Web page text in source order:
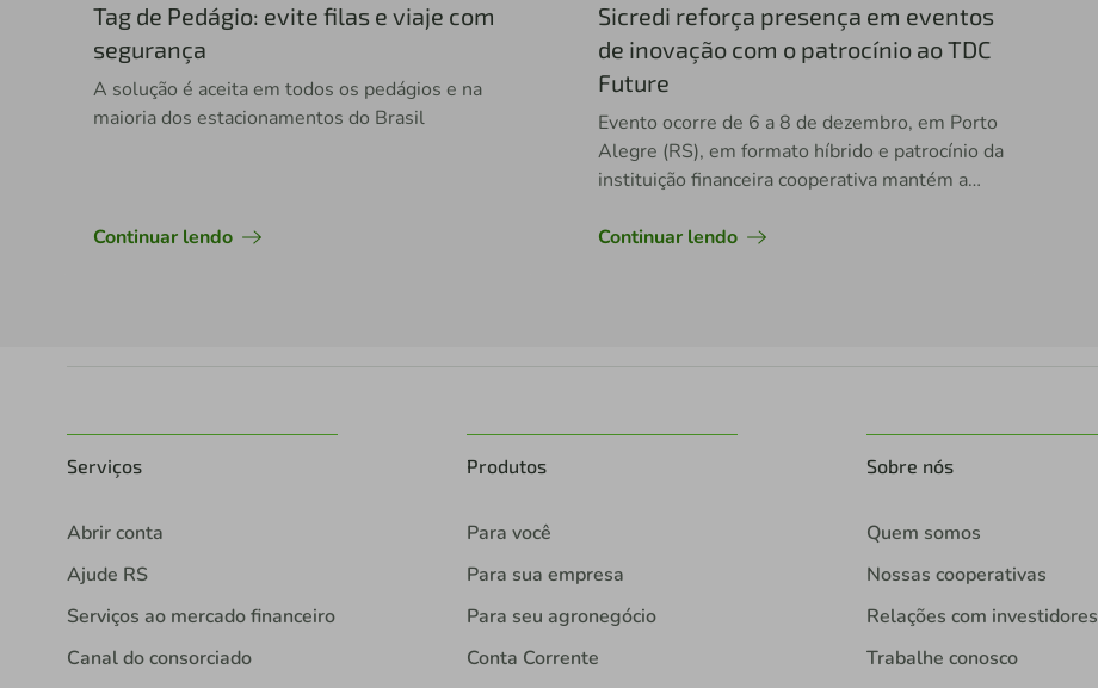
Tag de Pedágio: evite filas e viaje com
segurança
A solução é aceita em todos os pedágios e na
maioria dos estacionamentos do Brasil
Continuar lendo
Sicredi reforça presença em eventos
de inovação com o patrocínio ao TDC
Future
Evento ocorre de 6 a 8 de dezembro, em Porto
Alegre (RS), em formato híbrido e patrocínio da
instituição financeira cooperativa mantém a
voltados a tendências e tecnologia
Continuar lendo
Serviços
Abrir conta
Ajude RS
Serviços ao mercado financeiro
Canal do consorciado
Produtos
Para você
Para sua empresa
Para seu agronegócio
Conta Corrente
Sobre nós
Quem somos
Nossas cooperativas
Relações com investidores
Trabalhe conosco